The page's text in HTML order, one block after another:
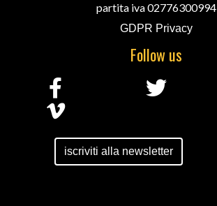
partita iva 02776300994
GDPR Privacy
Follow us
iscriviti alla newsletter